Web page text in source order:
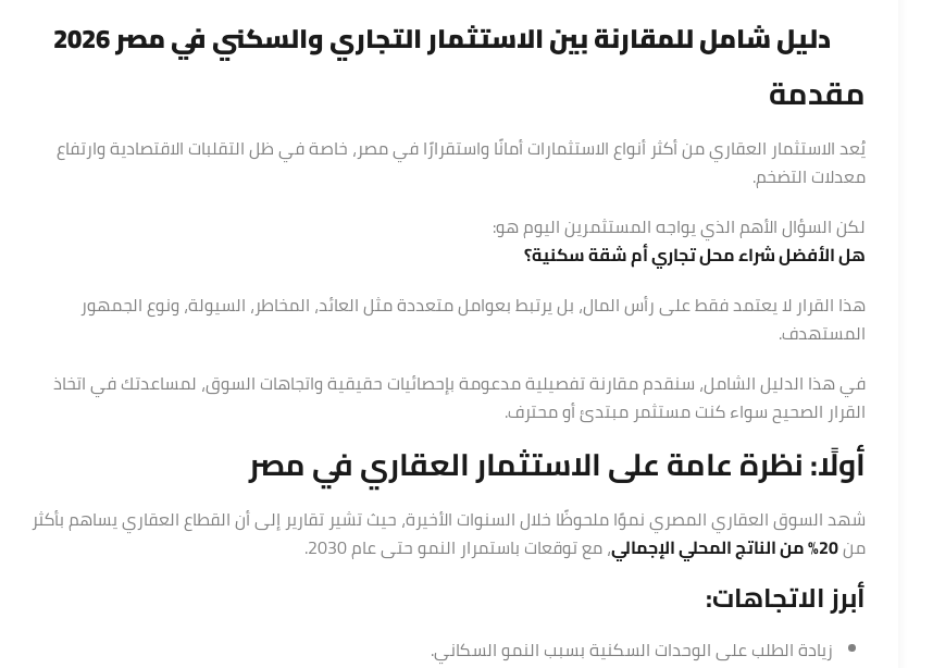
دليل شامل للمقارنة بين الاستثمار التجاري والسكني في مصر 2026
مقدمة
يُعد الاستثمار العقاري من أكثر أنواع الاستثمارات أمانًا واستقرارًا في مصر، خاصة في ظل التقلبات الاقتصادية وارتفاع
معدلات التضخم.
لكن السؤال الأهم الذي يواجه المستثمرين اليوم هو:
هل الأفضل شراء محل تجاري أمشقة سكنية؟
هذا القرار لا يعتمد فقط على رأس المال، بل يرتبط بعوامل متعددة مثل العائد، المخاطر، السيولة، ونوع الجمهور
المستهدف.
في هذا الدليل الشامل، سنقدم مقارنة تفصيلية مدعومة بإحصائيات حقيقية واتجاهات السوق، لمساعدتك في اتخاذ
القرار الصحيح سواء كنت مستثمر مبتدئ أو محترف.
أولًا: نظرة عامة علىالاستثمار العقاري في مصر
شهد السوق العقاري المصري نموًا ملحوظًا خلال السنوات الأخيرة، حيث تشير تقارير إلى أن القطاع العقاري يساهم بأكثر
من20% من الناتج المحلي الإجمالي ، مع توقعات باستمرار النمو حتى عام 2030.
أبرز الاتجاهات:
زيادة الطلب على الوحدات السكنية بسبب النمو السكاني.
يبدأ منج.م110,000